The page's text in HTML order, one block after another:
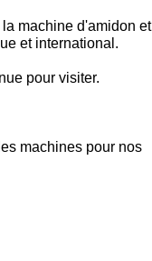
machine d'amidon et
et international.
pour visiter.
machines pour nos